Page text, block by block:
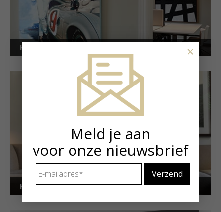
Kunstuitleen voor bedrijven
Kunstuitleen voor particulieren
Meld je aan
voor onze nieuwsbrief
mailadres *
×